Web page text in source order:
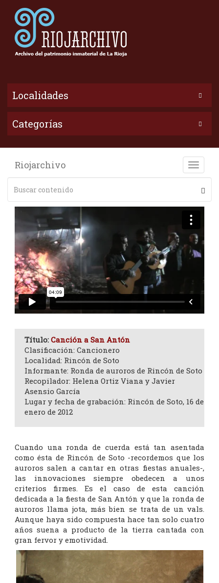
Localidades
Categorías
Toggle
Riojarchivo
Título: Canción a San Antón
Clasificación: Cancionero
Localidad: Rincón de Soto
Informante: Ronda de auroros de Rincón de Soto
Recopilador: Helena Ortiz Viana y Javier
Asensio García
Lugar y fecha de grabación: Rincón de Soto, 16 de
enero de 2012
Cuando una ronda de cuerda está tan asentada
como ésta de Rincón de Soto -recordemos que los
auroros salen a cantar en otras fiestas anuales-,
las innovaciones siempre obedecen a unos
criterios firmes. Es el caso de esta canción
dedicada a la fiesta de San Antón y que la ronda de
auroros llama jota, más bien se trata de un vals.
Aunque haya sido compuesta hace tan solo cuatro
años suena a producto de la tierra cantada con
gran fervor y emotividad.